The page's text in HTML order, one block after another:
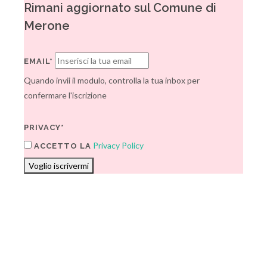
Rimani aggiornato sul Comune di
Merone
EMAIL*
Quando invii il modulo, controlla la tua inbox per
confermare l'iscrizione
PRIVACY*
ACCETTO LA Privacy Policy
Voglio iscrivermi